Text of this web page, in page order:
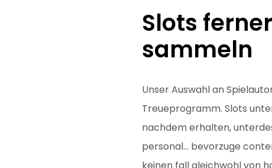
Slots
sammeln
Unser Auswahl an
Treueprogramm. Slots
nachdem erhalten,
personal… bevorzuge